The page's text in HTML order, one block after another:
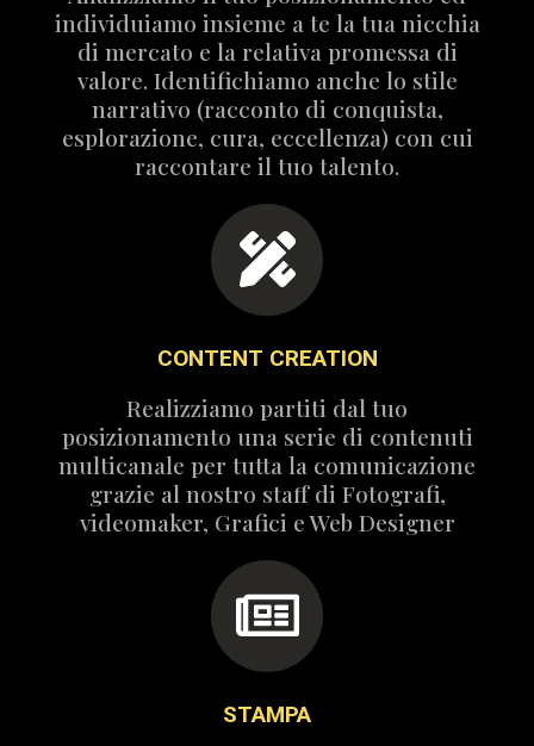
individuiamo insieme a te la tua nicchia
di mercato e la relativa promessa di
valore. Identifichiamo anche lo stile
narrativo (racconto di conquista,
esplorazione, cura, eccellenza) con cui
raccontare il tuo talento.
CONTENT CREATION
Realizziamo partiti dal tuo
posizionamento una serie di contenuti
multicanale per tutta la comunicazione
grazie al nostro staff di Fotografi,
videomaker, Grafici e Web Designer
STAMPA